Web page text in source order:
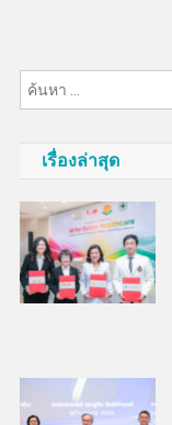
เรื่องล่าสุด